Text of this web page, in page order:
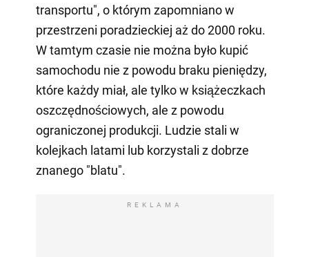
transportu", o którym zapomniano w
przestrzeni poradzieckiej aż do 2000 roku.
W tamtym czasie nie można było kupić
samochodu nie z powodu braku pieniędzy,
które każdy miał, ale tylko w książeczkach
oszczędnościowych, ale z powodu
ograniczonej produkcji. Ludzie stali w
kolejkach latami lub korzystali z dobrze
znanego "blatu".
REKLAMA